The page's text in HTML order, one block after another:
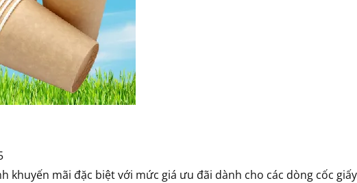
khuyến mãi đặc biệt với mức giá ưu đãi dành cho các dòng cốc